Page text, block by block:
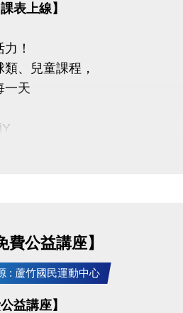
zh_TW/news/pageID/1/
表上線】
！
、兒童課程，
一天
巾、水。
吊、空瑜需年滿18歲。
前通知，並請持原信用卡、
公益講座】
: 蘆竹國民運動中心
益講座】